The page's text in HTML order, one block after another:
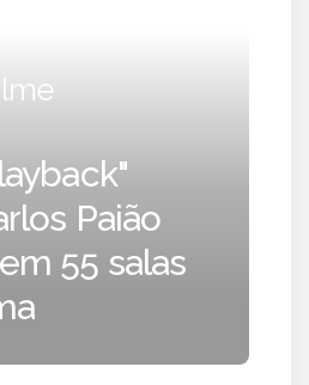
Paião
55 salas